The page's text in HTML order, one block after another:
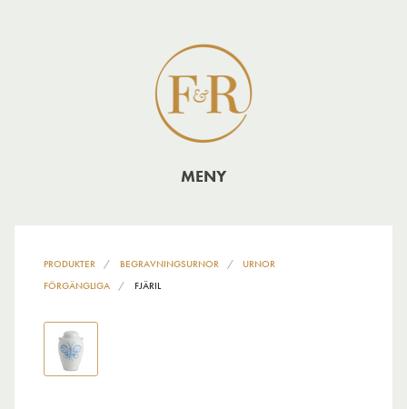
MENY
PRODUKTER BEGRAVNINGSURNOR
URNOR
FÖRGÄNGLIGA
FJÄRIL